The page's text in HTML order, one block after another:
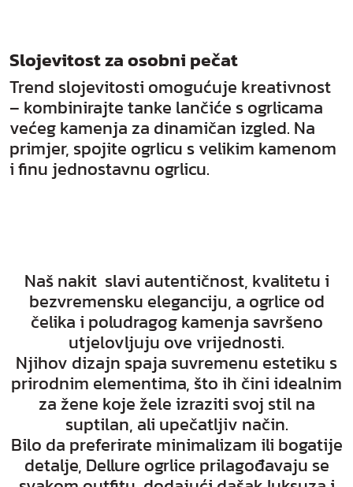
Slojevitost za osobni pečat
Trend slojevitosti omogućuje kreativnost
– kombinirajte tanke lančiće s ogrlicama
većeg kamenja za dinamičan izgled. Na
primjer, spojite ogrlicu s velikim kamenom
i finu jednostavnu ogrlicu.
Naš nakit slavi autentičnost, kvalitetu i
bezvremensku eleganciju, a ogrlice od
čelika i poludragog kamenja savršeno
utjelovljuju ove vrijednosti.
Njihov dizajn spaja suvremenu estetiku s
prirodnim elementima, što ih čini idealnim
za žene koje žele izraziti svoj stil na
suptilan, ali upečatljiv način.
Bilo da preferirate minimalizam ili bogatije
detalje, Dellure ogrlice prilagođavaju se